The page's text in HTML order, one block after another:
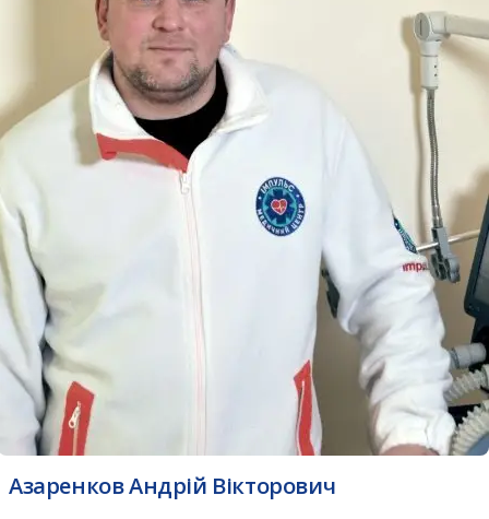
Азаренков Андрій Вікторович